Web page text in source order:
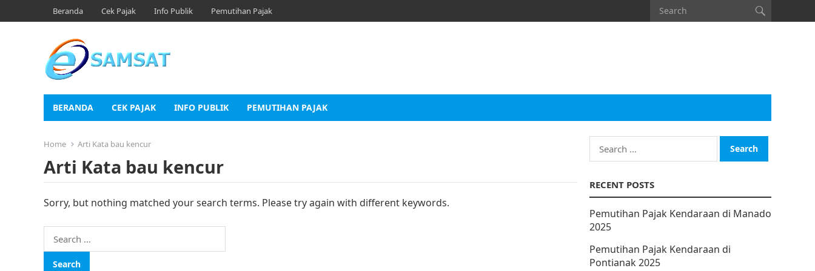
Beranda Cek Pajak Info Publik Pemutihan Pajak
BERANDA CEK PAJAK INFO PUBLIK PEMUTIHAN PAJAK
Home Arti Kata bau kencur
Arti Kata bau kencur
Sorry, but nothing matched your search terms. Please try again with different keywords.
Search
for:
Search
for:
RECENT POSTS
Pemutihan Pajak Kendaraan di Manado
2025
Pemutihan Pajak Kendaraan di
Pontianak 2025